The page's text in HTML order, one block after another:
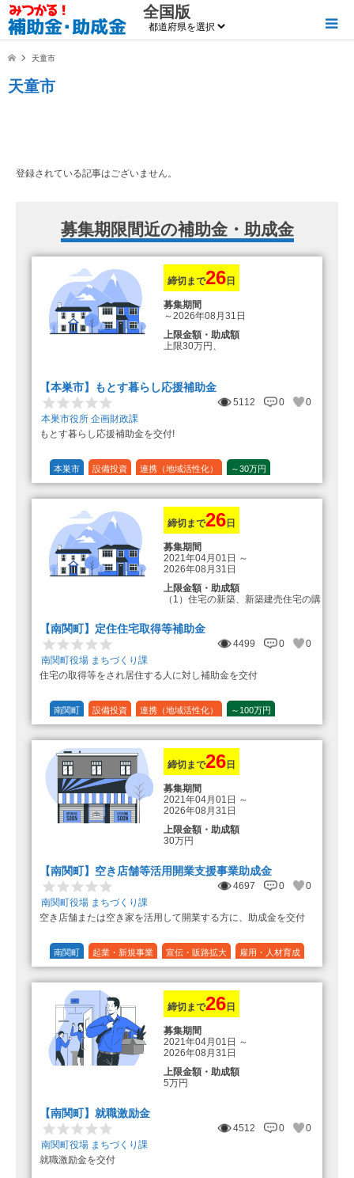
全国版
天童市
天童市
登録されている記事はございません。
募集期限間近の補助金・助成金
締切まで26日
募集期間
～2026年08月31日
上限金額・助成額
上限30万円、
【本巣市】もとす暮らし応援補助金
5112 0
0
本巣市役所 企画財政課
もとす暮らし応援補助金を交付!
本巣市 設備投資 連携（地域活性化） ～30万円
締切まで26日
募集期間
2021年04月01日 ～
2026年08月31日
上限金額・助成額
（1）住宅の新築、新築建売住宅の購
登録事業者利用の場合25万円加
算（50万円＋25万円加算＝75万円）
算（25万円＋25万円加算＝50万円）
（3）住宅リフォーム 経費の20％
の額（限度額50万円）
（最大で50万円＋25万円加算＝75万
【南関町】定住住宅取得等補助金
4499 0
0
南関町役場 まちづくり課
住宅の取得等をされ居住する人に対し補助金を交付
南関町 設備投資 連携（地域活性化） ～100万円
締切まで26 日
募集期間
2021年04月01日 ～
2026年08月31日
上限金額・助成額
30万円
【南関町】空き店舗等活用開業支援事業助成金
4697 0
0
南関町役場 まちづくり課
空き店舗または空き家を活用して開業する方に、助成金を交付
南関町 起業・新規事業 宣伝・販路拡大 雇用・人材育成
1/3 (33%)
締切まで26 日
募集期間
2021年04月01日 ～
2026年08月31日
上限金額・助成額
5万円
【南関町】就職激励金
4512 0
0
南関町役場 まちづくり課
就職激励金を交付